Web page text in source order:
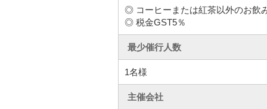
◎ コーヒーまたは紅茶以外のお飲
◎ 税金GST5％
最少催行人数
1名様
主催会社